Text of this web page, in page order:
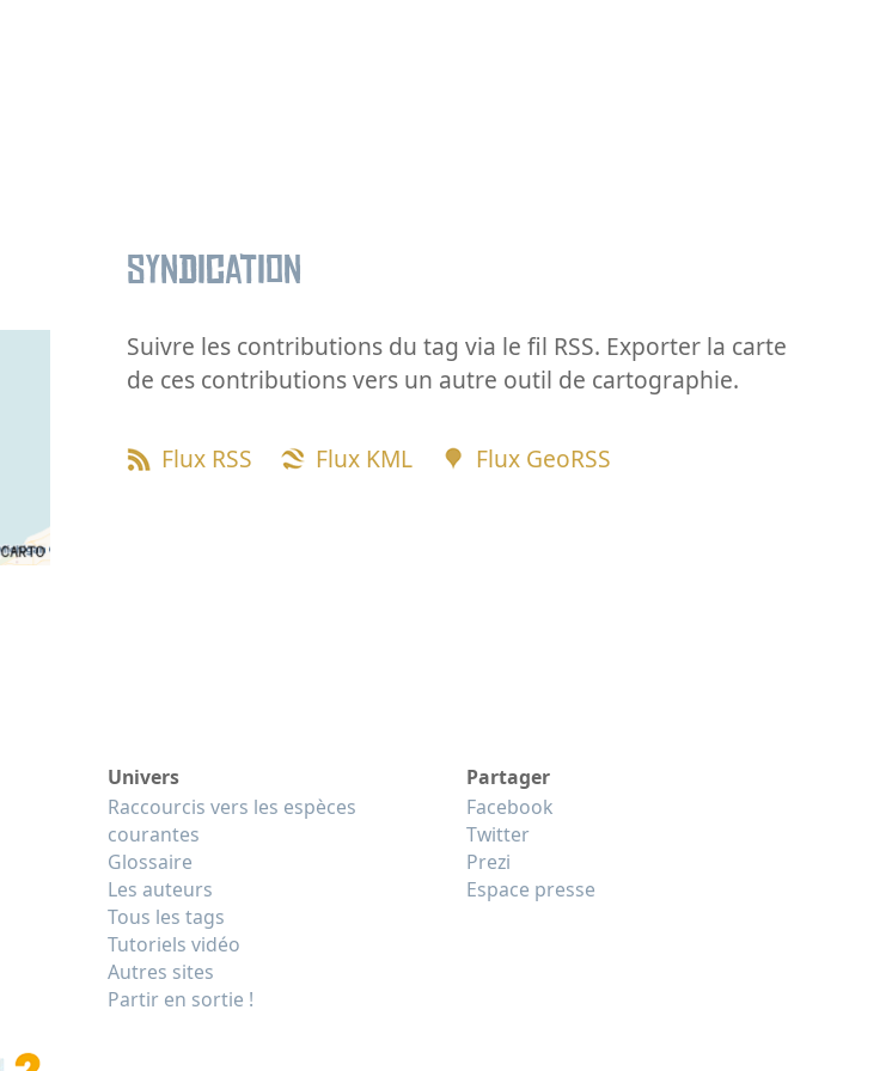
Syndication
Suivre les contributions du tag via le fil RSS. Exporter la carte
de ces contributions vers un autre outil de cartographie.
Flux RSS Flux KML Flux GeoRSS
Univers
Raccourcis vers les espèces
courantes
Glossaire
Les auteurs
Tous les tags
Tutoriels vidéo
Autres sites
Partir en sortie !
Partager
Facebook
Twitter
Prezi
Espace presse